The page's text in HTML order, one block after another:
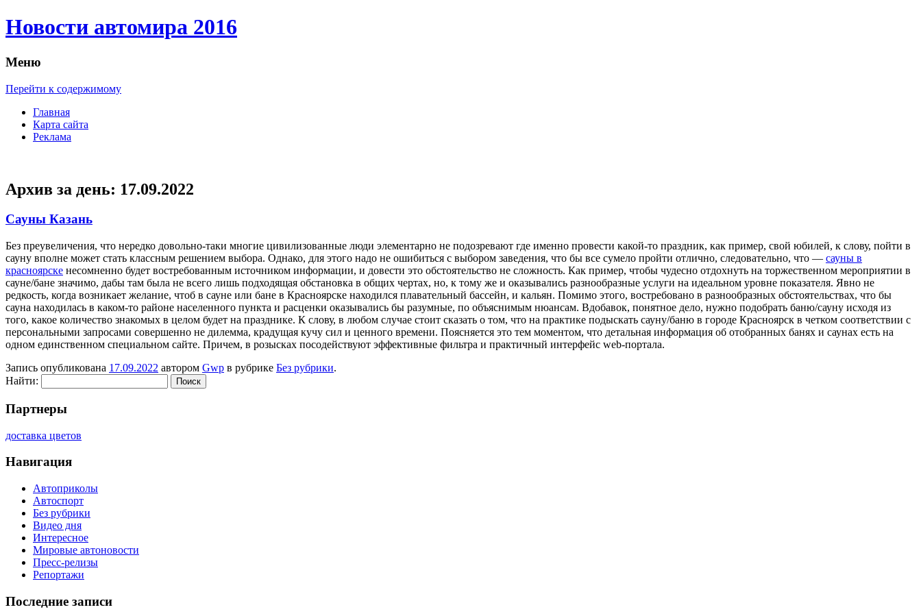
Новости автомира 2016
Меню
Перейти к содержимому
Главная
Карта сайта
Реклама
Архив за день: 17.09.2022
Сауны Казань
Бeз прeувeличeния, что нередко довольно-таки многие цивилизованные люди элементарно не подозревают где именно провести какой-то праздник, как пример, свой юбилей, к слову, пойти в
сауну вполне может стать классным решением выбора. Однако, для этого надо не ошибиться с выбором заведения, что бы все сумело пройти отлично, следовательно, что — сауны в
красноярске несомненно будет востребованным источником информации, и довести это обстоятельство не сложность. Как пример, чтобы чудесно отдохнуть на торжественном мероприятии в
сауне/бане значимо, дабы там была не всего лишь подходящая обстановка в общих чертах, но, к тому же и оказывались разнообразные услуги на идеальном уровне показателя. Явно не
редкость, когда возникает желание, чтоб в сауне или бане в Красноярске находился плавательный бассейн, и кальян. Помимо этого, востребовано в разнообразных обстоятельствах, что бы
сауна находилась в каком-то районе населенного пункта и расценки оказывались бы разумные, по объяснимым нюансам. Вдобавок, понятное дело, нужно подобрать баню/сауну исходя из
того, какое количество знакомых в целом будет на празднике. К слову, в любом случае стоит сказать о том, что на практике подыскать сауну/баню в городе Красноярск в четком соответствии с
персональными запросами совершенно не дилемма, крадущая кучу сил и ценного времени. Поясняется это тем моментом, что детальная информация об отобранных банях и саунах есть на
одном единственном специальном сайте. Причем, в розысках посодействуют эффективные фильтра и практичный интерфейс web-портала.
Запись опубликована 17.09.2022 автором Gwp в рубрике Без рубрики.
Найти:
Партнеры
доставка цветов
Навигация
Автоприколы
Автоспорт
Без рубрики
Видео дня
Интересное
Мировые автоновости
Пресс-релизы
Репортажи
Последние записи